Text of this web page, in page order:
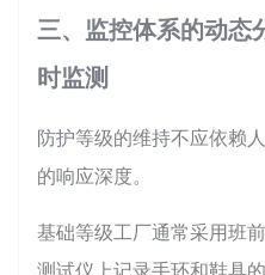
三、监控体系的动态
时监测
防护等级的维持不应依赖
的响应深度。
基础等级工厂通常采用班
测试仪上记录手环和鞋具